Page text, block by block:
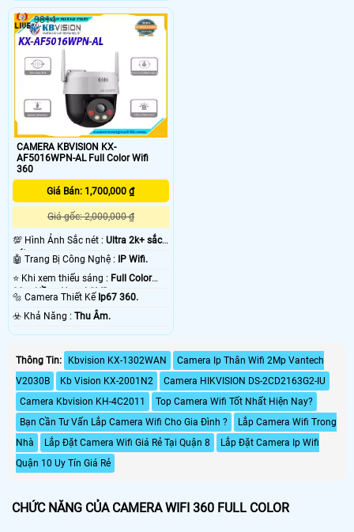
CAMERA KBVISION KX-
AF5016WPN-AL Full Color Wifi
360
Giá Bán: 1,700,000 ₫
Giá gốc: 2,000,000 ₫
💯 Hình Ảnh Sắc nét : Ultra 2k+ sắc
nét .
🤖️ Trang Bị Công Nghệ : IP Wifi.
⭐ Khi xem thiếu sáng : Full Color
30m Hồng Ngoại SMD.
🔩 Camera Thiết Kế Ip67 360.
️☣️ Khả Năng : Thu Âm.
3814
Thông Tin: Kbvision KX-1302WAN
Camera Ip Thân Wifi 2Mp Vantech
V2030B
Kb Vision KX-2001N2
Camera HIKVISION DS-2CD2163G2-IU
Camera Kbvision KH-4C2011
Top Camera Wifi Tốt Nhất Hiện Nay?
Bạn Cần Tư Vấn Lắp Camera Wifi Cho Gia Đình ?
Lắp Camera Wifi Trong
Nhà
Lắp Đặt Camera Wifi Giá Rẻ Tại Quận 8
Lắp Đặt Camera Ip Wifi
Quận 10 Uy Tín Giá Rẻ
CHỨC NĂNG CỦA CAMERA WIFI 360 FULL COLOR